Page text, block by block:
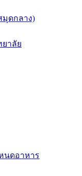
มุดกลาง)
าลัย
นดอาหาร